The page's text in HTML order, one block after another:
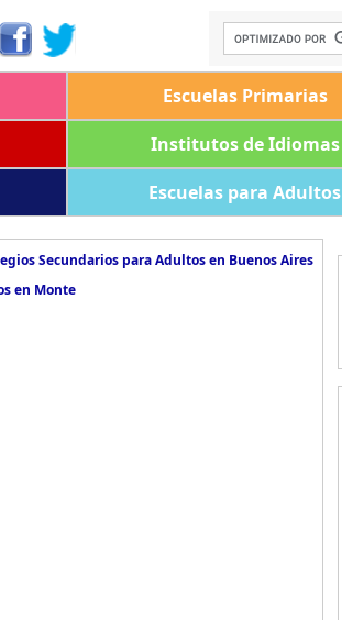
Escuelas Primarias
Institutos de Idiomas
Escuelas para Adultos
Secundarios para Adultos en Buenos Aires
en Monte